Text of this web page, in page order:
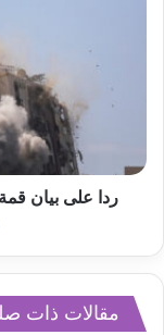
ردا على بيان
مقالات ذات